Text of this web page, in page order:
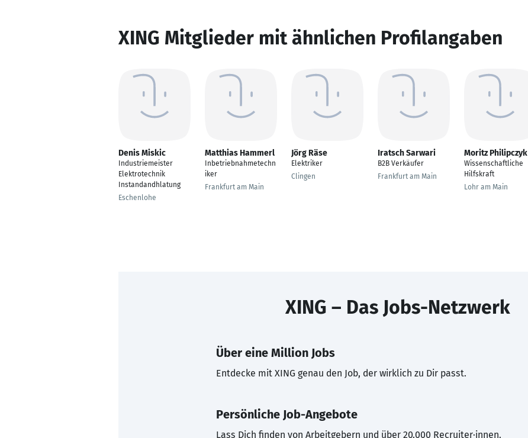
XING Mitglieder mit ähnlichen Profilangaben
Denis Miskic
Industriemeister
Elektrotechnik
Instandandhlatung
Eschenlohe
Matthias Hammerl
Inbetriebnahmetechn
iker
Frankfurt am Main
Jörg Räse
Elektriker
Clingen
Iratsch Sarwari
B2B Verkäufer
Frankfurt am Main
Moritz Philipczyk
Wissenschaftliche
Hilfskraft
Lohr am Main
XING – Das Jobs-Netzwerk
Über eine Million Jobs
Entdecke mit XING genau den Job, der wirklich zu Dir passt.
Persönliche Job-Angebote
Lass Dich finden von Arbeitgebern und über 20.000 Recruiter·innen.